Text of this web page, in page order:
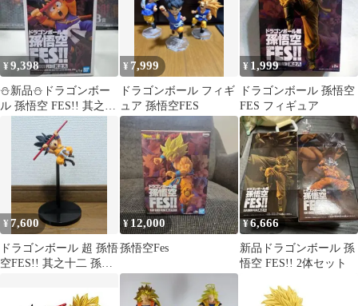
¥9,398
⛄新品⛄ドラゴンボー
ル 孫悟空 FES!! 其之九
孫悟空 0079
¥ 7,999
ドラゴンボール フィギ
ュア 孫悟空FES
¥1,999
ドラゴンボール 孫悟空
FES フィギュア
¥ 7,600
ドラゴンボール 超 孫悟
空FES!! 其之十二 孫悟
¥12,000
孫悟空Fes
¥6,666
新品ドラゴンボール 孫
悟空 FES!! 2体セット